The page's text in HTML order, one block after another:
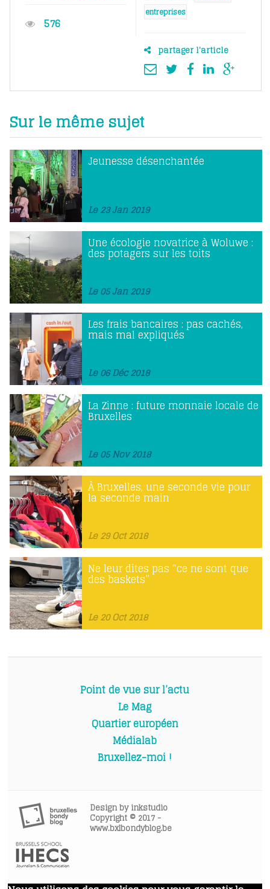
576
entreprises
partager l'article
Sur le même sujet
Jeunesse désenchantée
Le 23 Jan 2019
Une écologie novatrice à Woluwe :
des potagers sur les toits
Le 05 Jan 2019
Les frais bancaires : pas cachés,
mais mal expliqués
Le 06 Déc 2018
La Zinne : future monnaie locale de
Bruxelles
Le 05 Nov 2018
À Bruxelles, une seconde vie pour
la seconde main
Le 29 Oct 2018
Ne leur dites pas “ce ne sont que
des baskets”
Le 20 Oct 2018
Point de vue sur l’actu
Le Mag
Quartier européen
Médialab
Bruxellez-moi !
Design byinkstudio
Copyright © 2017 -
www.bxlbondyblog.be